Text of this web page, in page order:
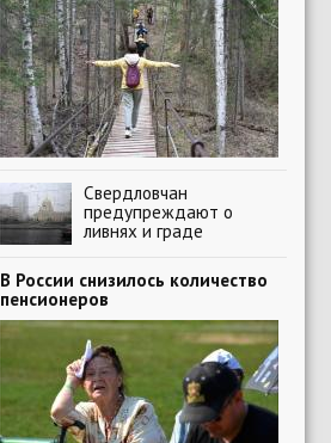
Свердловчан
предупреждают о
ливнях и граде
В России снизилось количество
пенсионеров